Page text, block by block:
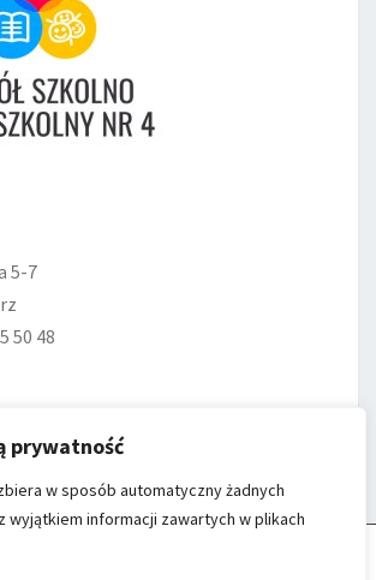
ZSP nr 4 w Raciborzu wykorzystuje cookies do
prywatność
w sposób automatyczny żadnych
wyjątkiem informacji zawartych w plikach
5-7
50 48